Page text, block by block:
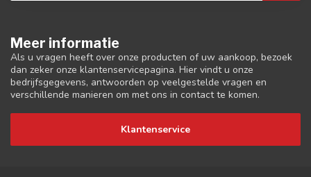
Meer informatie
Als u vragen heeft over onze producten of uw aankoop, bezoek
dan zeker onze klantenservicepagina. Hier vindt u onze
bedrijfsgegevens, antwoorden op veelgestelde vragen en
verschillende manieren om met ons in contact te komen.
Klantenservice